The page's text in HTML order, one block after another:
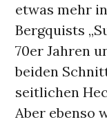
etwas mehr
Bergquists
70er Jahren
beiden
seitlichen
Aber ebenso